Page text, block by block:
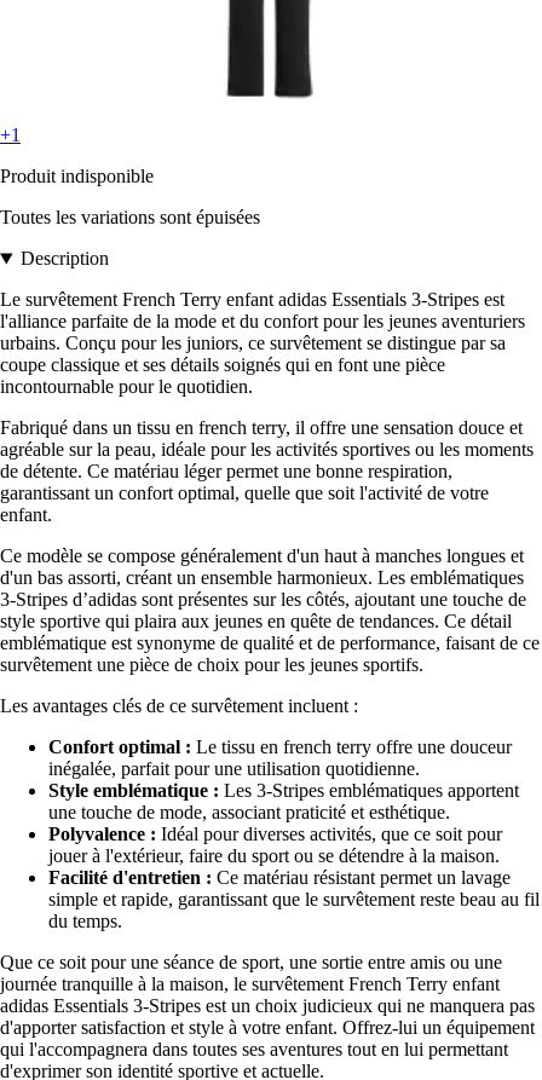
+1
Produit indisponible
Toutes les variations sont épuisées
Description
Le survêtement French Terry enfant adidas Essentials 3-Stripes est
l'alliance parfaite de la mode et du confort pour les jeunes aventuriers
urbains. Conçu pour les juniors, ce survêtement se distingue par sa
coupe classique et ses détails soignés qui en font une pièce
incontournable pour le quotidien.
Fabriqué dans un tissu en french terry, il offre une sensation douce et
agréable sur la peau, idéale pour les activités sportives ou les moments
de détente. Ce matériau léger permet une bonne respiration,
garantissant un confort optimal, quelle que soit l'activité de votre
enfant.
Ce modèle se compose généralement d'un haut à manches longues et
d'un bas assorti, créant un ensemble harmonieux. Les emblématiques
3-Stripes d’adidas sont présentes sur les côtés, ajoutant une touche de
style sportive qui plaira aux jeunes en quête de tendances. Ce détail
emblématique est synonyme de qualité et de performance, faisant de ce
survêtement une pièce de choix pour les jeunes sportifs.
Les avantages clés de ce survêtement incluent :
Confort optimal : Le tissu en french terry offre une douceur
inégalée, parfait pour une utilisation quotidienne.
Style emblématique : Les 3-Stripes emblématiques apportent
une touche de mode, associant praticité et esthétique.
Polyvalence : Idéal pour diverses activités, que ce soit pour
jouer à l'extérieur, faire du sport ou se détendre à la maison.
Facilité d'entretien : Ce matériau résistant permet un lavage
simple et rapide, garantissant que le survêtement reste beau au fil
du temps.
Que ce soit pour une séance de sport, une sortie entre amis ou une
journée tranquille à la maison, le survêtement French Terry enfant
adidas Essentials 3-Stripes est un choix judicieux qui ne manquera pas
d'apporter satisfaction et style à votre enfant. Offrez-lui un équipement
qui l'accompagnera dans toutes ses aventures tout en lui permettant
d'exprimer son identité sportive et actuelle.